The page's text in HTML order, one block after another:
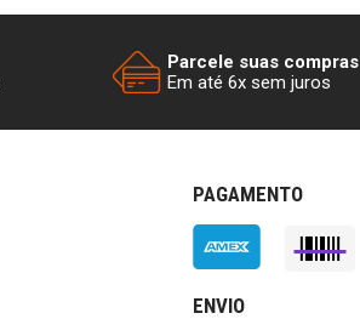
Parcele suas compras
Em até 6x sem juros
PAGAMENTO
ENVIO